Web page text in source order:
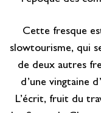
Cette fresque
slowtourisme, qui
de deux autres
d’une vingtaine
L’écrit, fruit du